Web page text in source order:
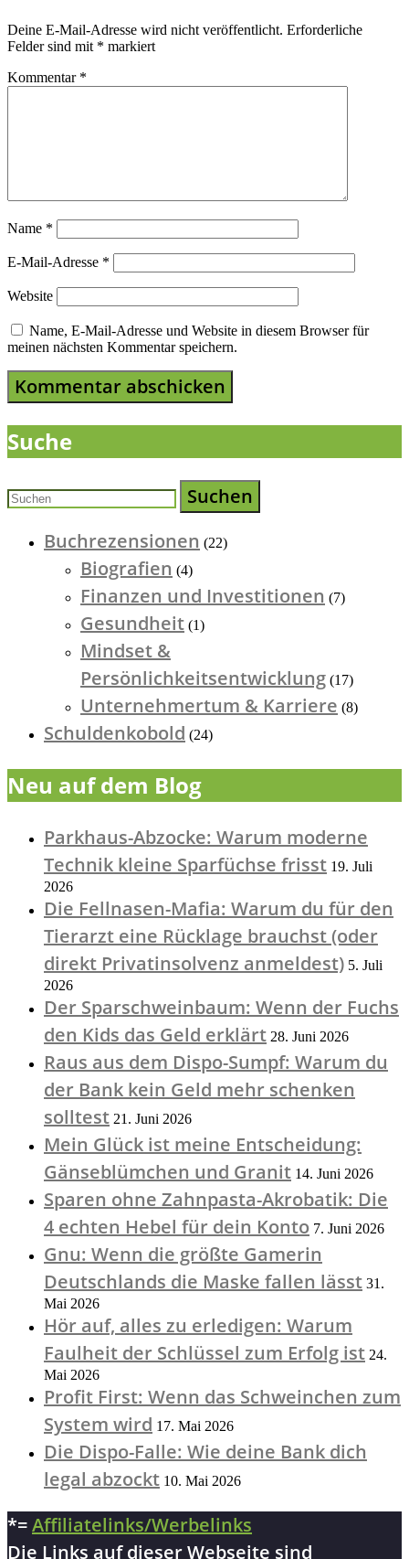
Deine E-Mail-Adresse wird nicht veröffentlicht. Erforderliche
Felder sind mit * markiert
Kommentar *
Name *
E-Mail-Adresse *
Website
Name, E-Mail-Adresse und Website in diesem Browser für
meinen nächsten Kommentar speichern.
Suche
Suchen
Buchrezensionen (22)
Biografien (4)
Finanzen und Investitionen (7)
Gesundheit (1)
Mindset &
Persönlichkeitsentwicklung (17)
Unternehmertum & Karriere (8)
Schuldenkobold (24)
Neu auf dem Blog
Parkhaus-Abzocke: Warum moderne
Technik kleine Sparfüchse frisst 19. Juli
2026
Die Fellnasen-Mafia: Warum du für den
Tierarzt eine Rücklage brauchst (oder
direkt Privatinsolvenz anmeldest) 5. Juli
2026
Der Sparschweinbaum: Wenn der Fuchs
den Kids das Geld erklärt 28. Juni 2026
Raus aus dem Dispo-Sumpf: Warum du
der Bank kein Geld mehr schenken
solltest 21. Juni 2026
Mein Glück ist meine Entscheidung:
Gänseblümchen und Granit 14. Juni 2026
Sparen ohne Zahnpasta-Akrobatik: Die
4 echten Hebel für dein Konto 7. Juni 2026
Gnu: Wenn die größte Gamerin
Deutschlands die Maske fallen lässt 31.
Mai 2026
Hör auf, alles zu erledigen: Warum
Faulheit der Schlüssel zum Erfolg ist 24.
Mai 2026
Profit First: Wenn das Schweinchen zum
System wird 17. Mai 2026
Die Dispo-Falle: Wie deine Bank dich
legal abzockt 10. Mai 2026
*=Affiliatelinks/Werbelinks
Die Links auf dieser Webseite sind